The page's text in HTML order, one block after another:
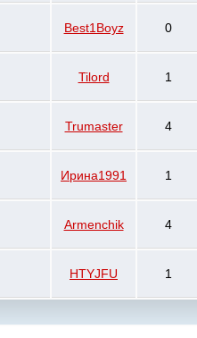
Best1Boyz 0
Tilord 1
Trumaster 4
Ирина1991 1
Armenchik 4
HTYJFU 1